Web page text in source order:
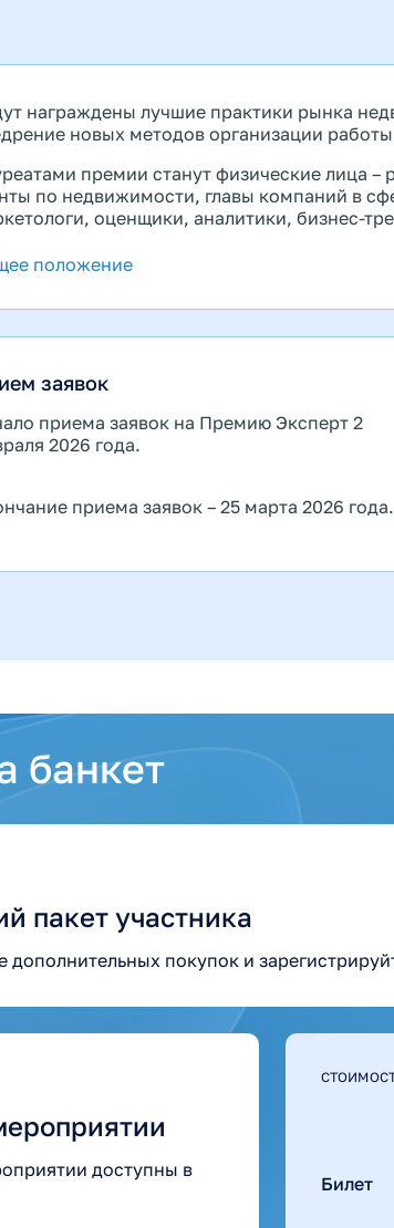
награждены лучшие практики рынка
новых методов организации
премии станут физические лица –
по недвижимости, главы компаний в
оценщики, аналитики, бизнес-
положение
заявок
приема заявок на Премию Эксперт 2
2026 года.
приема заявок – 25 марта 2026 года.
банкет
пакет участника
дополнительных покупок и
доступны в
Билет